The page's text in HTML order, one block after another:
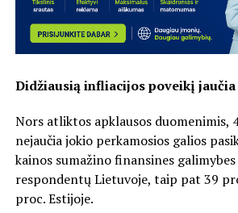
Didžiausią infliacijos poveikį jaučia
Nors atliktos apklausos duomenimis,
nejaučia jokio perkamosios galios
kainos sumažino finansines
respondentų Lietuvoje, taip pat 39
proc. Estijoje.